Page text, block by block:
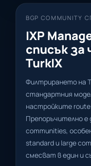
BGP COMMUNITY
IXP
списък за
TurkIX
Филтрирането на
стандартния
настройките route
Препоръчително е
communities,
standard и large
смесват в един и